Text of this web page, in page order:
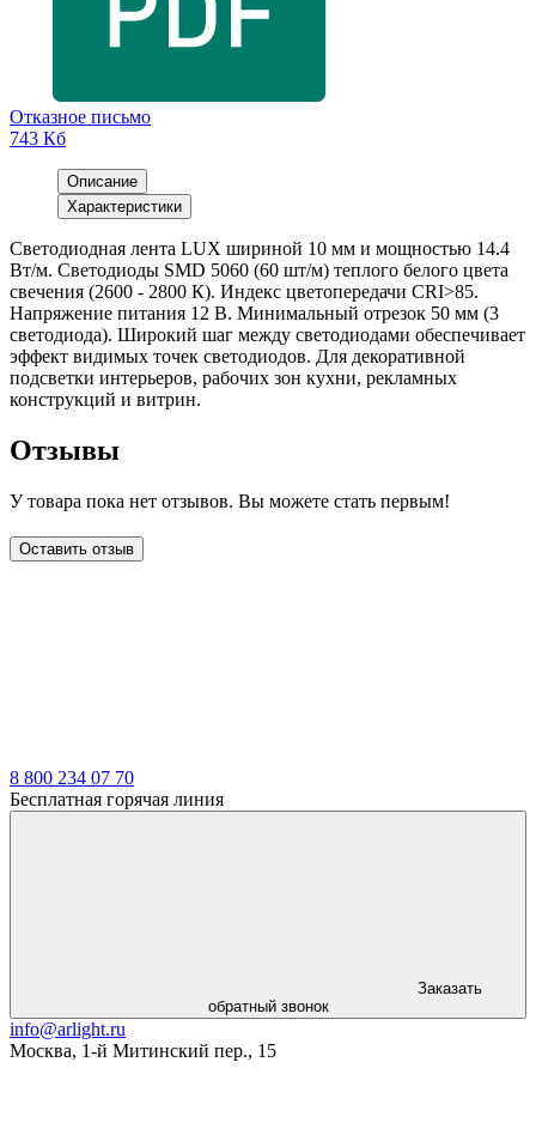
Отказное письмо
743 Кб
Описание
Характеристики
Светодиодная лента LUX шириной 10 мм и мощностью 14.4
Вт/м. Светодиоды SMD 5060 (60 шт/м) теплого белого цвета
свечения (2600 - 2800 К). Индекс цветопередачи CRI>85.
Напряжение питания 12 В. Минимальный отрезок 50 мм (3
светодиода). Широкий шаг между светодиодами обеспечивает
эффект видимых точек светодиодов. Для декоративной
подсветки интерьеров, рабочих зон кухни, рекламных
конструкций и витрин.
Отзывы
У товара пока нет отзывов. Вы можете стать первым!
Оставить отзыв
8 800 234 07 70
Бесплатная горячая линия
Заказать
обратный звонок
info@arlight.ru
Москва, 1-й Митинский пер., 15